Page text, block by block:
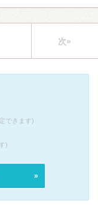
次»
できます)
)